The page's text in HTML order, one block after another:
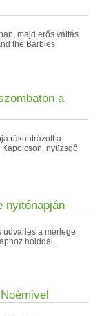
majd erős váltás
the Barbies
a
rákontrázott a
nyüzsgő
nyitónapján
udvarles a mérlege
holddal,